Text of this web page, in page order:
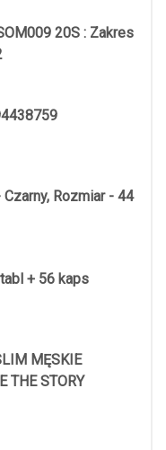
20S : Zakres
Czarny, Rozmiar - 44
+ 56 kaps
MĘSKIE
THE STORY